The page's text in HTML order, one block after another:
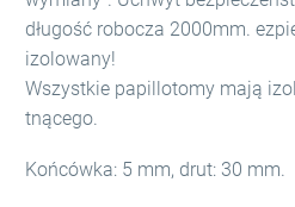
długość robocza 2000mm.
izolowany!
Wszystkie papillotomy mają
tnącego.
Końcówka: 5 mm, drut: 30 mm.